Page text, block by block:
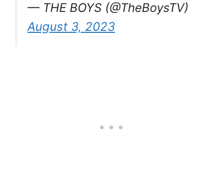
— THE BOYS (@TheBoysTV)
August 3, 2023